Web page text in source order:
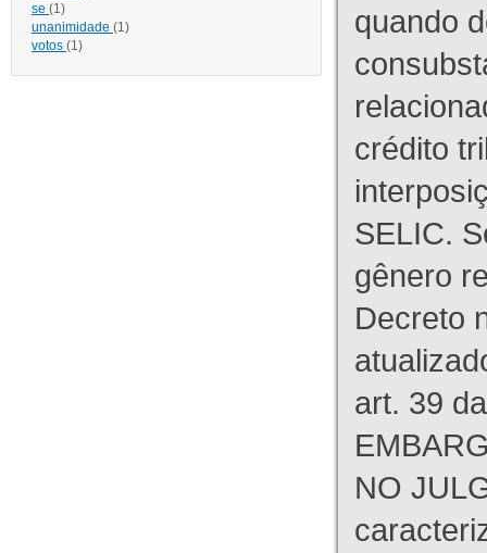
se (1)
unanimidade (1)
votos (1)
quando
crédito
SELIC.
gênero
Decreto
art. 39
NO